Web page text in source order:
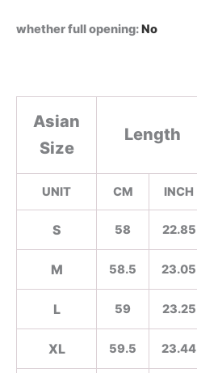
whether full opening: No
Asian
Size
Length
UNIT CM INCH
S 58 22.85
M 58.5 23.05
L 59 23.25
XL 59.5 23.44